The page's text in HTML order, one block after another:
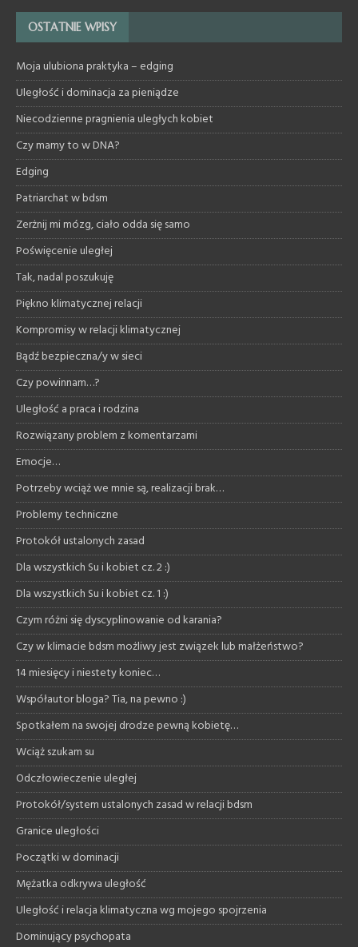
OSTATNIE WPISY
Moja ulubiona praktyka – edging
Uległość i dominacja za pieniądze
Niecodzienne pragnienia uległych kobiet
Czy mamy to w DNA?
Edging
Patriarchat w bdsm
Zerżnij mi mózg, ciało odda się samo
Poświęcenie uległej
Tak, nadal poszukuję
Piękno klimatycznej relacji
Kompromisy w relacji klimatycznej
Bądź bezpieczna/y w sieci
Czy powinnam…?
Uległość a praca i rodzina
Rozwiązany problem z komentarzami
Emocje…
Potrzeby wciąż we mnie są, realizacji brak…
Problemy techniczne
Protokół ustalonych zasad
Dla wszystkich Su i kobiet cz. 2 :)
Dla wszystkich Su i kobiet cz. 1 :)
Czym różni się dyscyplinowanie od karania?
Czy w klimacie bdsm możliwy jest związek lub małżeństwo?
14 miesięcy i niestety koniec…
Współautor bloga? Tia, na pewno :)
Spotkałem na swojej drodze pewną kobietę…
Wciąż szukam su
Odczłowieczenie uległej
Protokół/system ustalonych zasad w relacji bdsm
Granice uległości
Początki w dominacji
Mężatka odkrywa uległość
Uległość i relacja klimatyczna wg mojego spojrzenia
Dominujący psychopata